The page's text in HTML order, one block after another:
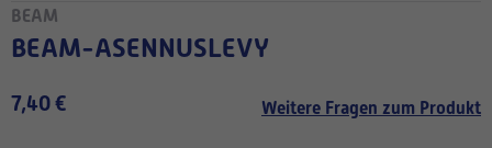
BEAM
BEAM-ASENNUSLEVY
7,40 € Weitere Fragen zum Produkt